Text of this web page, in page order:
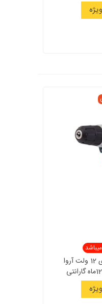
دریل پیچ گوشتی شارژی 12 ولت آروا